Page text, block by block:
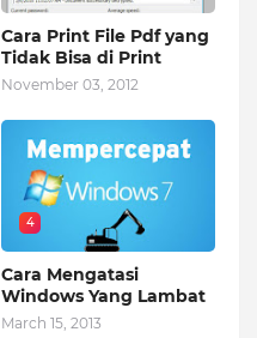
Cara Print File Pdf yang
Tidak Bisa di Print
November 03, 2012
4
Cara Mengatasi
Windows Yang Lambat
March 15, 2013